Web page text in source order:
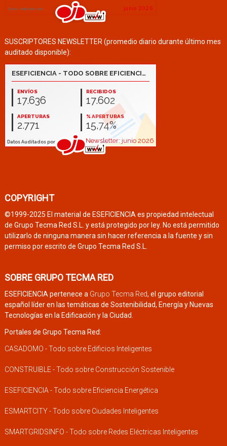
SUSCRIPTORES NEWSLETTER (promedio diario durante último mes
auditado disponible):
COPYRIGHT
©1999-2025 El material de ESEFICIENCIA es propiedad intelectual
de Grupo Tecma Red S.L. y está protegido por ley. No está permitido
utilizarlo de ninguna manera sin hacer referencia a la fuente y sin
permiso por escrito de Grupo Tecma Red S.L.
SOBRE GRUPO TECMA RED
ESEFICIENCIA pertenece a Grupo Tecma Red, el grupo editorial
español líder en las temáticas de Sostenibilidad, Energía y Nuevas
Tecnologías en la Edificación y la Ciudad.
Portales de Grupo Tecma Red:
CASADOMO - Todo sobre Edificios Inteligentes
CONSTRUIBLE - Todo sobre Construcción Sostenible
ESEFICIENCIA - Todo sobre Eficiencia Energética
ESMARTCITY - Todo sobre Ciudades Inteligentes
SMARTGRIDSINFO - Todo sobre Redes Eléctricas Inteligentes